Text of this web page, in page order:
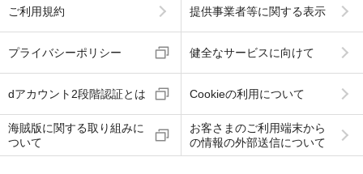
ご利用規約 提供事業者等に関する表示
プライバシーポリシー 健全なサービスに向けて
dアカウント2段階認証とは Cookieの利用について
海賊版に関する取り組みに
ついて
お客さまのご利用端末から
の情報の外部送信について